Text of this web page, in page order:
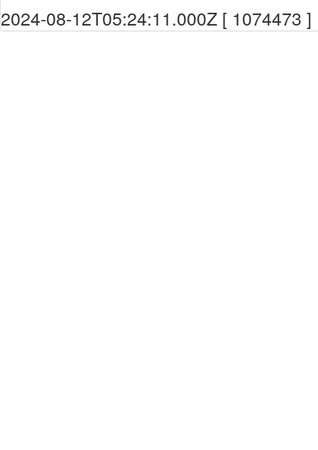
2024-08-12T05:24:11.000Z [ 1074473 ]